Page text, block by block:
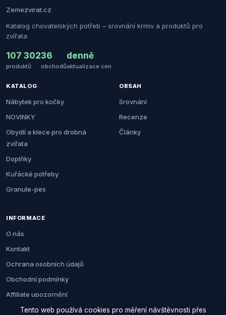
Zemezvirat.cz
Katalog chovatelských potřeb – srovnání krmiv a produktů pro
zvířata
107 302
produktů
36
obchodů
denně
aktualizace cen
KATALOG
Nábytek pro kočky
NOVINKY
Obydlí a klece pro drobná
zvířata
Doplňky
Kuřácké potřeby
Granule-pes
OBSAH
Srovnání
Recenze
Články
INFORMACE
O nás
Kontakt
Ochrana osobních údajů
Obchodní podmínky
Affiliate upozornění
Tento web používá cookies pro měření návštěvnosti přes